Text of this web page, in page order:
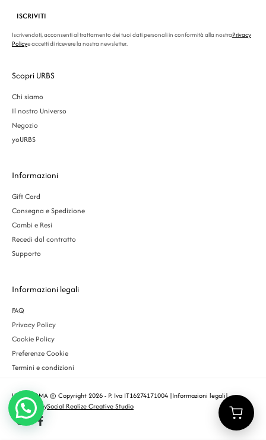
ISCRIVITI
Iscrivendoti, acconsenti al trattamento dei tuoi dati personali in conformità alla nostraPrivacy
Policye accetti di ricevere la nostra newsletter.
Scopri URBS
Chi siamo
Il nostro Universo
Negozio
yoURBS
Informazioni
Gift Card
Consegna e Spedizione
Cambi e Resi
Recedi dal contratto
Supporto
Informazioni legali
FAQ
Privacy Policy
Cookie Policy
Preferenze Cookie
Termini e condizioni
URBS ROMA © Copyright 2026 - P. Iva IT16274171004 |Informazioni legali|
Designed bySocial Realize Creative Studio